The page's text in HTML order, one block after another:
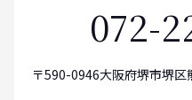
072-
〒590-0946大阪府堺市堺